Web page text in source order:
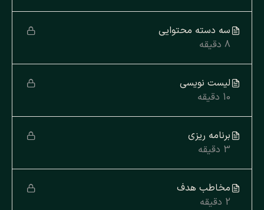
سه دسته محتوایی
8 دقیقه
لیست نویسی
10 دقیقه
برنامه ریزی
3 دقیقه
مخاطب هدف
2 دقیقه